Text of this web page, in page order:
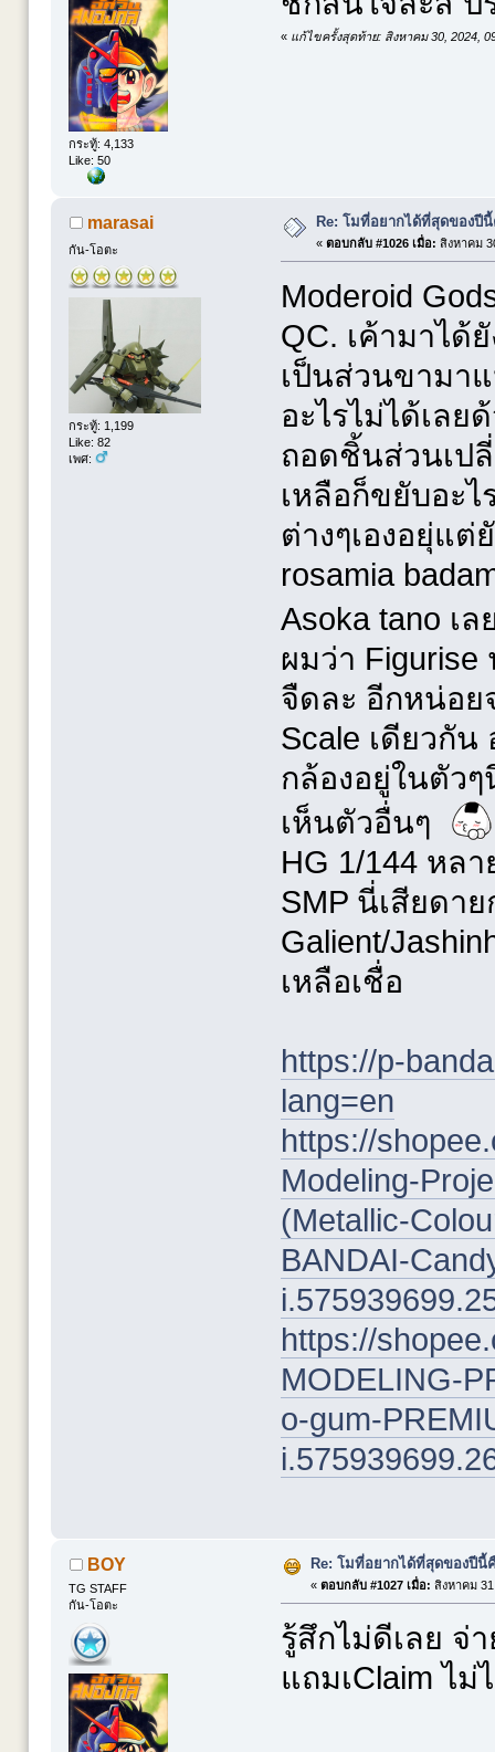
กระทู้: 4,133
Like: 50
« แก้ไขครั้งสุดท้าย: สิงหาคม 30, 2024,
marasai
กัน-โอตะ
กระทู้: 1,199
Like: 82
เพศ:
Re: โมที่อยากได้ที่สุดของปี
« ตอบกลับ #1026 เมื่อ: สิงหาคม
Moderoid
QC. เค้ามาได้
เป็นส่วนขามา
อะไรไม่ได้เล
ถอดชิ้นส่วนเป
เหลือก็ขยับอะไ
ต่างๆเองอยุ่แต่
rosamia
Asoka tano เ
ผมว่า
จืดละ อีกหน่อย
Scale เดียวกั
กล้องอยู่ในตัว
เห็นตัวอื่นๆ
HG 1/144 หลา
SMP นี่เสียดา
Galient/
เหลือเชื่อ
https://p-
lang=en
https://
Modeling-
(Metallic-
BANDAI-
https://
MODELING-
o-gum-
BOY
TG STAFF
กัน-โอตะ
Re: โมที่อยากได้ที่สุดของปีนี้
« ตอบกลับ #1027 เมื่อ: สิงหาคม
รู้สึกไม่ดีเลย จ่
แถมเClaim ไม่